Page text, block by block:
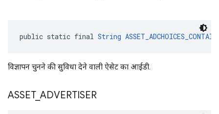
public static final String
विज्ञापन चुनने की सुविधा देने वाली ऐसेट का आईडी.
ASSET_ ADVERTISER